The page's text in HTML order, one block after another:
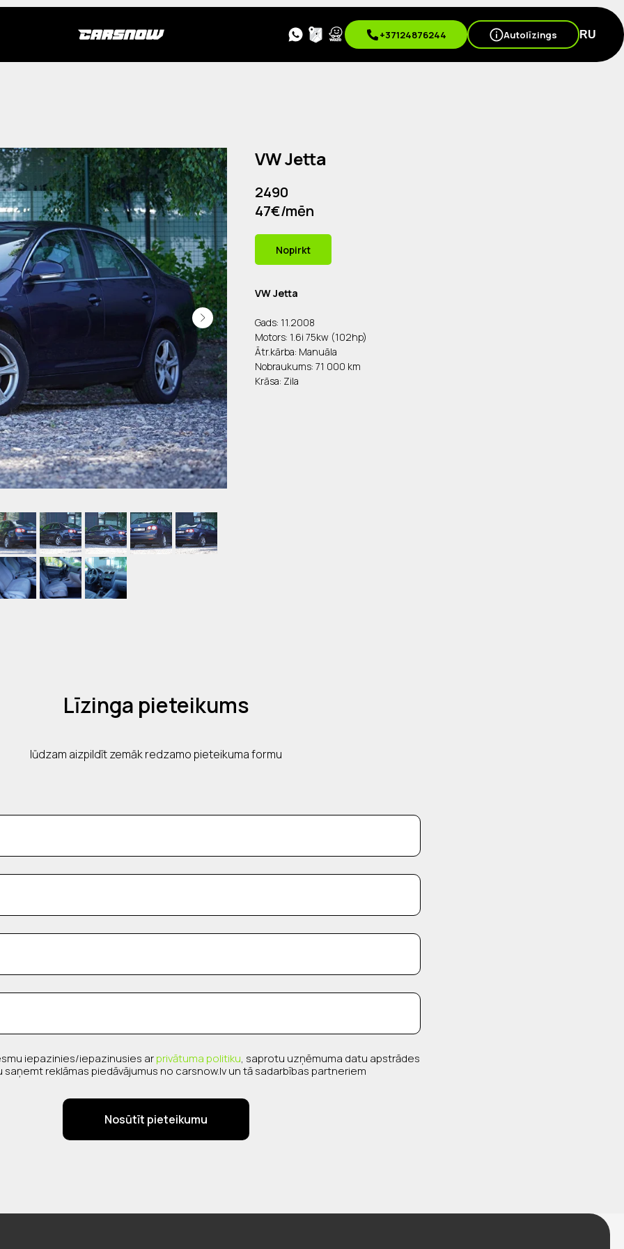
+37124876244 Autolīzings RU
VW Jetta
2490
47€/mēn
Nopirkt
VW Jetta
Gads: 11.2008
Motors: 1.6i 75kw (102hp)
Ātr.kārba: Manuāla
Nobraukums: 71 000 km
Krāsa: Zila
Līzinga pieteikums
lūdzam aizpildīt zemāk redzamo pieteikuma formu
iepazinies/iepazinusies arprivātuma politiku, saprotu uzņēmuma datu apstrādes
saņemt reklāmas piedāvājumus no carsnow.lv un tā sadarbības partneriem
Nosūtīt pieteikumu